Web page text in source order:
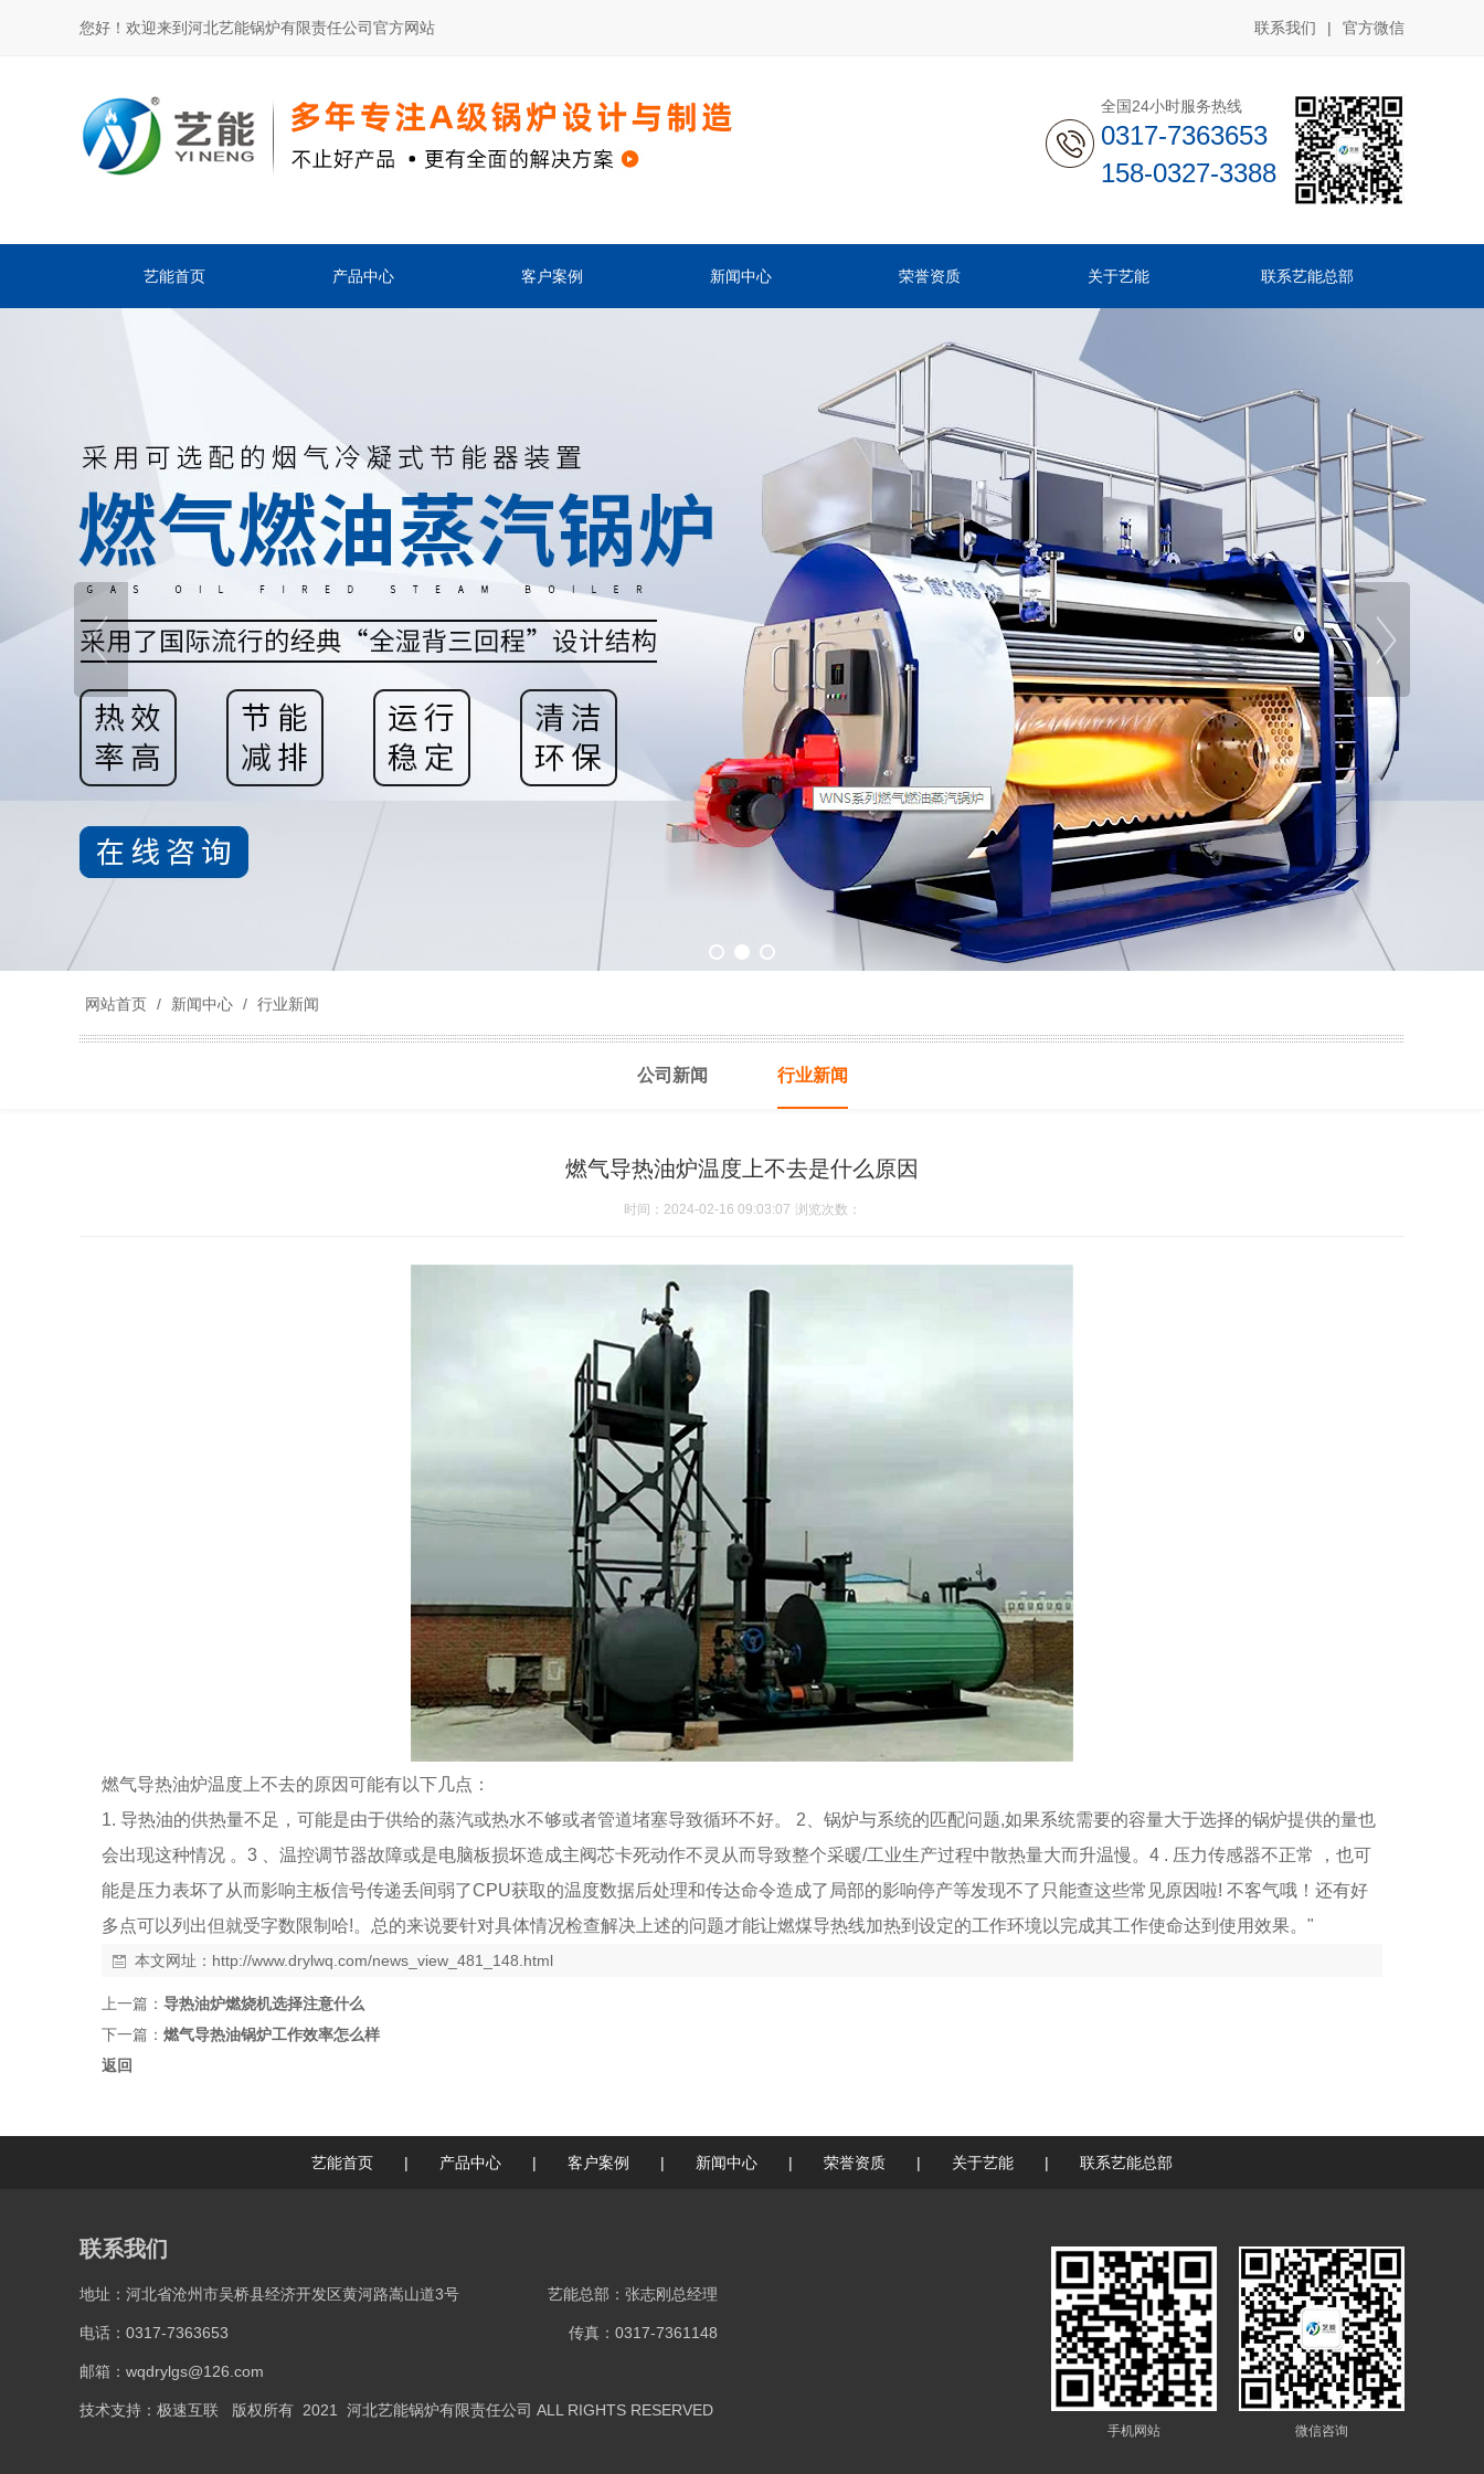
您好！欢迎来到河北艺能锅炉有限责任公司官方网站 联系我们 | 官方微信
全国24小时服务热线
0317-7363653
158-0327-3388
艺能首页 产品中心 客户案例 新闻中心 荣誉资质 关于艺能 联系艺能总部
网站首页 / 新闻中心 / 行业新闻
公司新闻 行业新闻
燃气导热油炉温度上不去是什么原因
时间：2024-02-16 09:03:07 浏览次数：
燃气导热油炉温度上不去的原因可能有以下几点：
1. 导热油的供热量不足，可能是由于供给的蒸汽或热水不够或者管道堵塞导致循环不好。 2、锅炉与系统的匹配问题,如果系统需要的容量大于选择的锅炉提供的量也
会出现这种情况 。3 、温控调节器故障或是电脑板损坏造成主阀芯卡死动作不灵从而导致整个采暖/工业生产过程中散热量大而升温慢。4 . 压力传感器不正常 ，也可
能是压力表坏了从而影响主板信号传递丢间弱了CPU获取的温度数据后处理和传达命令造成了局部的影响停产等发现不了只能查这些常见原因啦! 不客气哦！还有好
多点可以列出但就受字数限制哈!。总的来说要针对具体情况检查解决上述的问题才能让燃煤导热线加热到设定的工作环境以完成其工作使命达到使用效果。"
本文网址： http://www.drylwq.com/news_view_481_148.html
上一篇： 导热油炉燃烧机选择注意什么
下一篇： 燃气导热油锅炉工作效率怎么样
返回
艺能首页 | 产品中心 | 客户案例 | 新闻中心 | 荣誉资质 | 关于艺能 | 联系艺能总部
联系我们
地址：河北省沧州市吴桥县经济开发区黄河路嵩山道3号 艺能总部：张志刚总经理
电话：0317-7363653 传真：0317-7361148
邮箱：wqdrylgs@126.com
技术支持： 极速互联 版权所有 2021 河北艺能锅炉有限责任公司 ALL RIGHTS RESERVED
手机网站 微信咨询